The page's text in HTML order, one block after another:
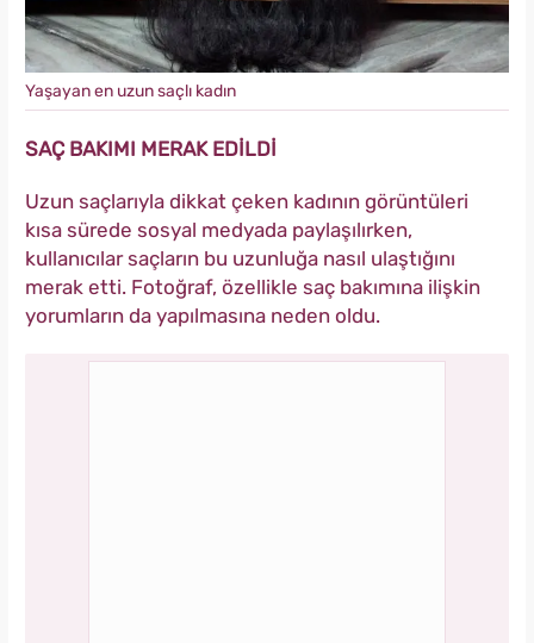
Yaşayan en uzun saçlı kadın
SAÇ BAKIMI MERAK EDİLDİ
Uzun saçlarıyla dikkat çeken kadının görüntüleri
kısa sürede sosyal medyada paylaşılırken,
kullanıcılar saçların bu uzunluğa nasıl ulaştığını
merak etti. Fotoğraf, özellikle saç bakımına ilişkin
yorumların da yapılmasına neden oldu.